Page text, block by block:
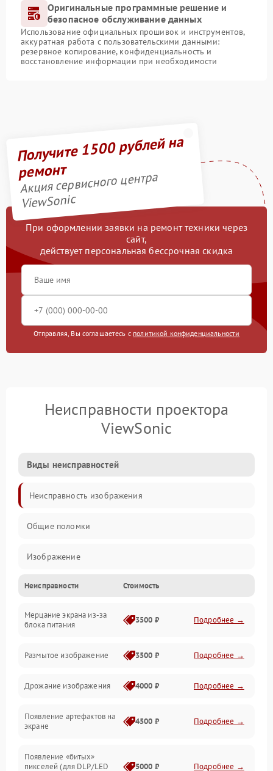
Оригинальные программные решение и
безопасное обслуживание данных
Использование официальных прошивок и инструментов,
аккуратная работа с пользовательскими данными:
резервное копирование, конфиденциальность и
восстановление информации при необходимости
Получите 1500 рублей на
ремонт
Акция сервисного центра
ViewSonic
При оформлении заявки на ремонт техники через
сайт,
действует персональная бессрочная скидка
Отправляя, Вы соглашаетесь с политикой конфиденциальности
Неисправности проектора
ViewSonic
Виды неисправностей
Неисправность изображения
Общие поломки
Изображение
Лампа подсветки
Неисправность управления и интерфейсов
Неисправности Стоимость
Мерцание экрана из-за
блока питания
3500 ₽ Подробнее →
Размытое изображение 3500 ₽ Подробнее →
Дрожание изображения 4000 ₽ Подробнее →
Появление артефактов на
экране
4500 ₽ Подробнее →
Появление «битых»
пикселей (для DLP/LED
5000 ₽ Подробнее →